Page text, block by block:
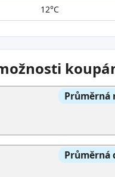
12°C
Průměrná
Průměrná